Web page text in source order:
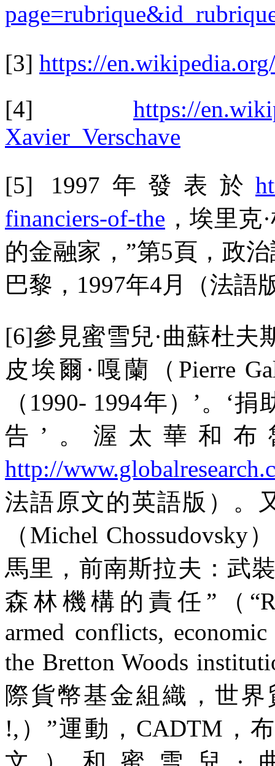
[3] https://
[4] https://
Xavier_Verschave
[5] 1997 年發表於
financiers-of-the ，埃里克
的金融家， ”第5頁，政
巴黎， 1997年4月（法語
[6]參見蜜雪兒·曲蘇杜夫
皮埃爾·嘎蘭（ Pierre
（ 1990- 1994年）’。‘捐
告’。渥太華和
http://
法語原文的英語版）。
（ Michel Chossudovsky
馬里，前南斯拉夫：武
森林機構的責任 ” （
armed conflicts,
the Bretton Woods
際貨幣基金組織，世
!, ）”運動， CADTM ，